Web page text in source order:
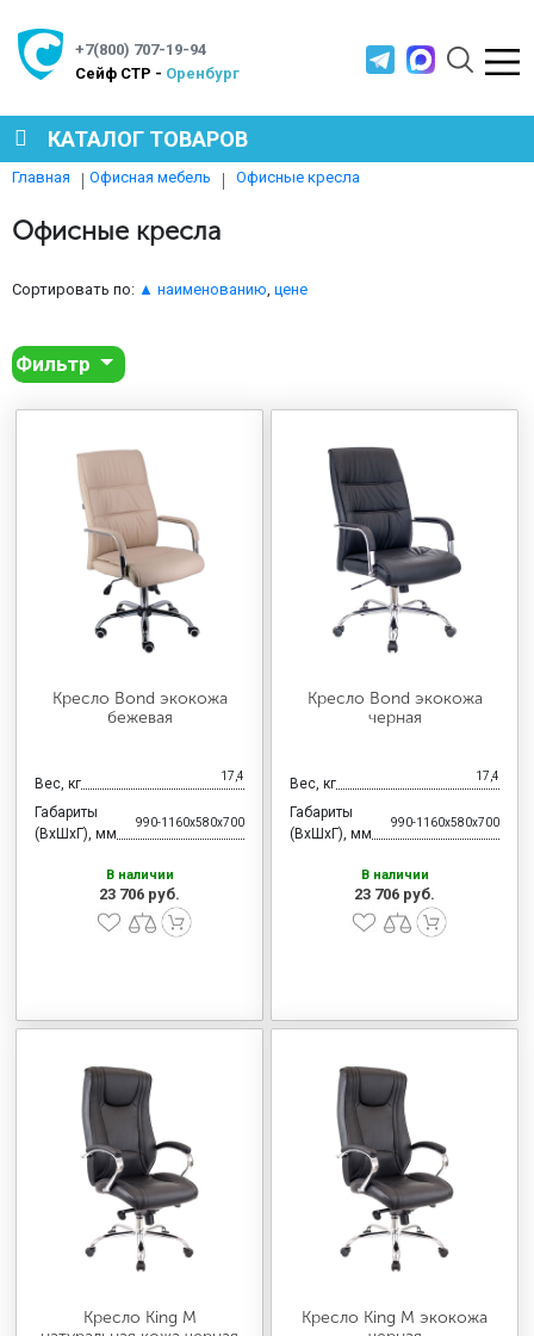
+7(800) 707-19-94
Cейф СТР - Оренбург
КАТАЛОГ ТОВАРОВ
МЕТАЛЛИЧЕСКАЯ МЕБЕЛЬ
МЕТАЛЛИЧЕСКИЕ СТЕЛЛАЖИ
ПРОИЗВОДСТВЕННАЯ МЕБЕЛЬ
МЕДИЦИНСКАЯ МЕБЕЛЬ
СИСТЕМЫ ХРАНЕНИЯ
ОФИСНАЯ МЕБЕЛЬ
МЕБЕЛЬ ДЛЯ ДОМА
МЕБЕЛЬ ДЛЯ СТОЛОВЫХ
Главная Офисная мебель Офисные кресла
Офисные кресла
Сортировать по: ▲ наименованию цене
Фильтр
Кресло Bond экокожа
бежевая
Вес, кг 17,4
Габариты
(ВхШхГ), мм
990-1160x580x700
В наличии
23 706 руб.
Кресло Bond экокожа
черная
Вес, кг 17,4
Габариты
(ВхШхГ), мм
990-1160x580x700
В наличии
23 706 руб.
Кресло King М
Кресло King М экокожа